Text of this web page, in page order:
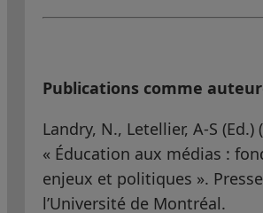
Publications comme
Landry, N., Letellier, A-S (Ed.)
« Éducation aux médias :
enjeux et politiques ».
l’Université de Montréal.